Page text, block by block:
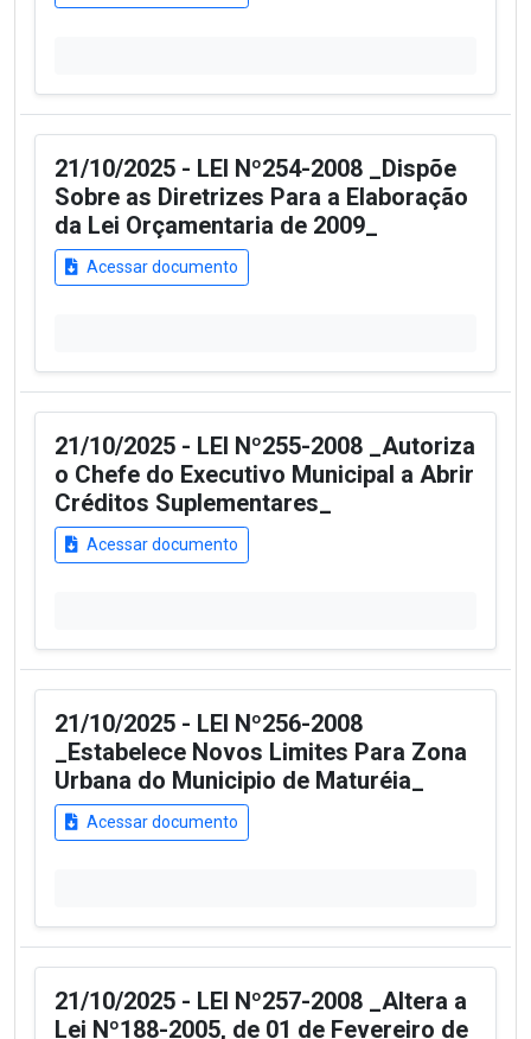
21/10/2025 - LEI Nº254-2008 _Dispõe
Sobre as Diretrizes Para a Elaboração
da Lei Orçamentaria de 2009_
Acessar documento
21/10/2025 - LEI Nº255-2008 _Autoriza
o Chefe do Executivo Municipal a Abrir
Créditos Suplementares_
Acessar documento
21/10/2025 - LEI Nº256-2008
_Estabelece Novos Limites Para Zona
Urbana do Municipio de Maturéia_
Acessar documento
21/10/2025 - LEI Nº257-2008 _Altera a
Lei Nº188-2005, de 01 de Fevereiro de